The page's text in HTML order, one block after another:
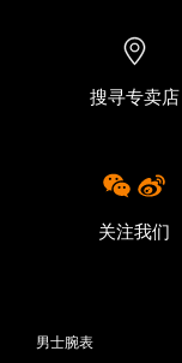
搜寻专卖店
关注我们
男士腕表